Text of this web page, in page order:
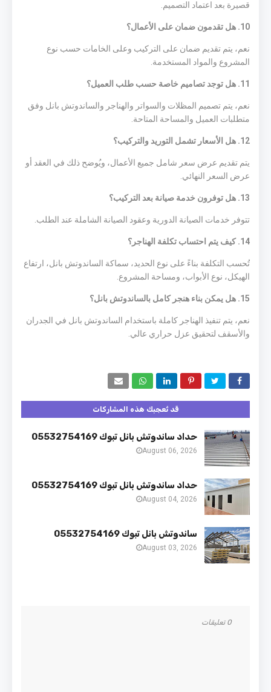
قصيرة بعد اعتماد التصميم.
10. هل تقدمون ضمان على الأعمال؟
نعم، يتم تقديم ضمان على التركيب وعلى الخامات حسب نوع
المشروع والمواد المستخدمة.
11. هل توجد تصاميم خاصة حسب طلب العميل؟
نعم، يتم تصميم المظلات والسواتر والهناجر والساندوتش بانل وفق
متطلبات العميل والمساحة المتاحة.
12. هل الأسعار تشمل التوريد والتركيب؟
يتم تقديم عرض سعر شامل جميع الأعمال، ويُوضح ذلك في العقد أو
عرض السعر النهائي.
13. هل توفرون خدمة صيانة بعد التركيب؟
تتوفر خدمات الصيانة الدورية وعقود الصيانة الشاملة عند الطلب.
14. كيف يتم احتساب تكلفة الهناجر؟
تُحسب التكلفة بناءً على نوع الحديد، سماكة الساندوتش بانل، ارتفاع
الهيكل، نوع الأبواب، ومساحة المشروع.
15. هل يمكن بناء هنجر كامل بالساندوتش بانل؟
نعم، يتم تنفيذ الهناجر كاملة باستخدام الساندوتش بانل في الجدران
والأسقف لتحقيق عزل حراري عالي.
قد تُعجبك هذه المشاركات
حداد ساندوتش بانل تبوك 05532754169
August 06, 2026
حداد ساندوتش بانل تبوك 05532754169
August 04, 2026
ساندوتش بانل تبوك 05532754169
August 03, 2026
0 تعليقات